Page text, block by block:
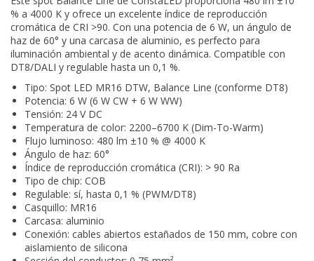
% a 4000 K y ofrece un excelente índice de reproducción
cromática de CRI >90. Con una potencia de 6 W, un ángulo de
haz de 60° y una carcasa de aluminio, es perfecto para
iluminación ambiental y de acento dinámica. Compatible con
DT8/DALI y regulable hasta un 0,1 %.
Tipo: Spot LED MR16 DTW, Balance Line (conforme DT8)
Potencia: 6 W (6 W CW + 6 W WW)
Tensión: 24 V DC
Temperatura de color: 2200–6700 K (Dim-To-Warm)
Flujo luminoso: 480 lm ±10 % @ 4000 K
Ángulo de haz: 60°
Índice de reproducción cromática (CRI): > 90 Ra
Tipo de chip: COB
Regulable: sí, hasta 0,1 % (PWM/DT8)
Casquillo: MR16
Carcasa: aluminio
Conexión: cables abiertos estañados de 150 mm, cobre con
aislamiento de silicona